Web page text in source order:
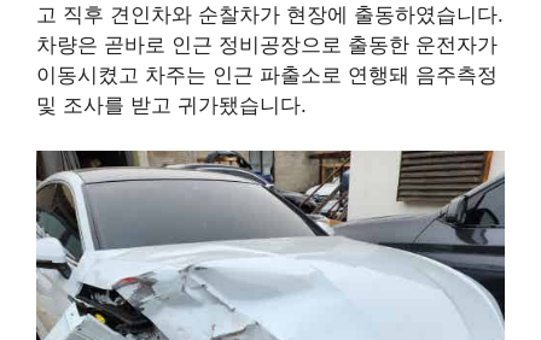
고 직후 견인차와 순찰차가 현장에 출동하였습니다.
차량은 곧바로 인근 정비공장으로 출동한 운전자가
이동시켰고 차주는 인근 파출소로 연행돼 음주측정
및 조사를 받고 귀가됐습니다.